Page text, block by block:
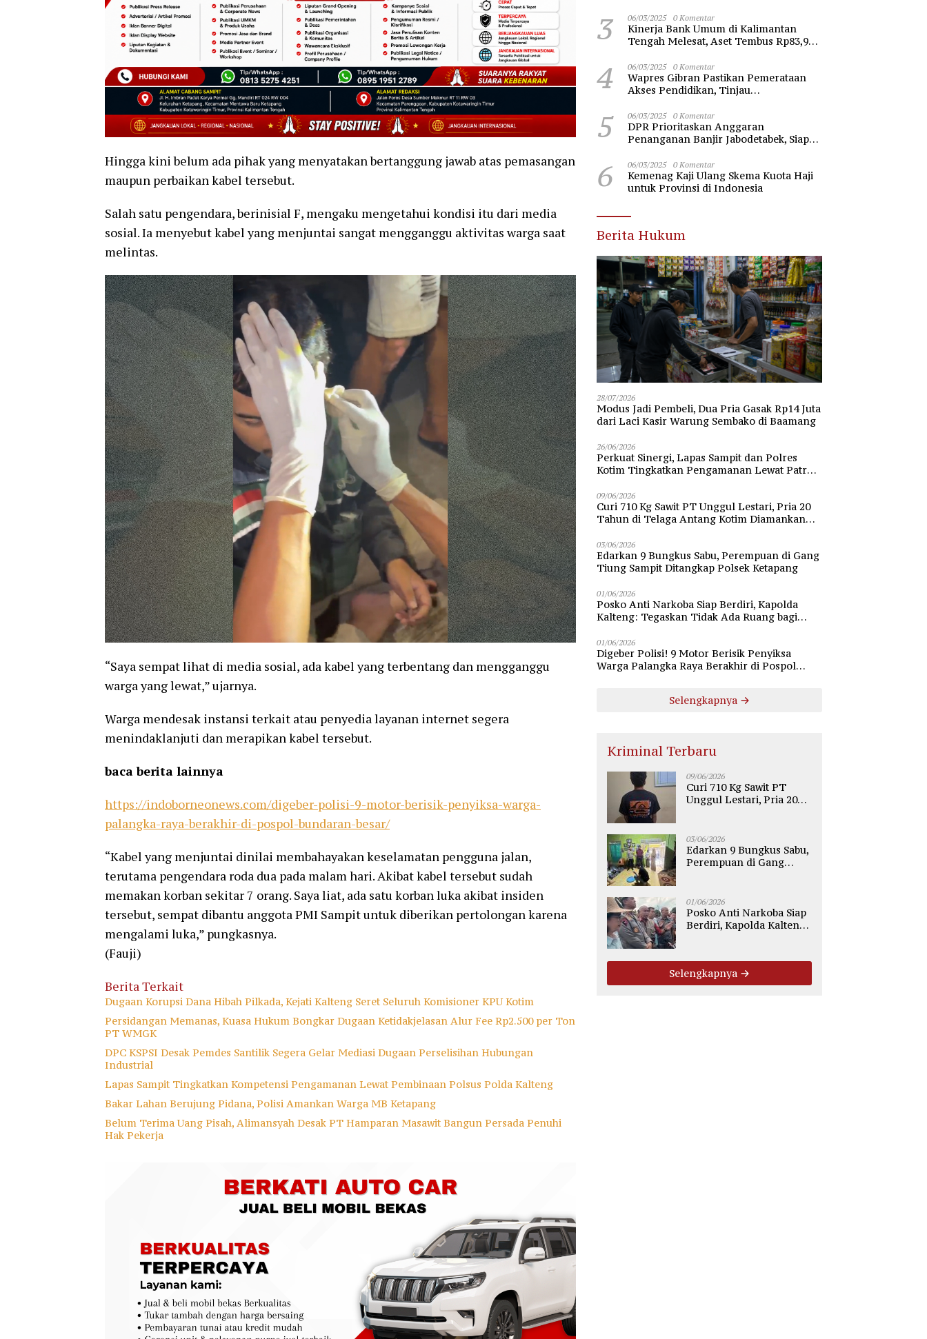
Hingga kini belum ada pihak yang menyatakan bertanggung jawab atas pemasangan
maupun perbaikan kabel tersebut.
Salah satu pengendara, berinisial F, mengaku mengetahui kondisi itu dari media
sosial. Ia menyebut kabel yang menjuntai sangat mengganggu aktivitas warga saat
melintas.
“Saya sempat lihat di media sosial, ada kabel yang terbentang dan mengganggu
warga yang lewat,” ujarnya.
Warga mendesak instansi terkait atau penyedia layanan internet segera
menindaklanjuti dan merapikan kabel tersebut.
baca berita lainnya
https://indoborneonews.com/digeber-polisi-9-motor-berisik-penyiksa-warga-
palangka-raya-berakhir-di-pospol-bundaran-besar/
“Kabel yang menjuntai dinilai membahayakan keselamatan pengguna jalan,
terutama pengendara roda dua pada malam hari. Akibat kabel tersebut sudah
memakan korban sekitar 7 orang. Saya liat, ada satu korban luka akibat insiden
tersebut, sempat dibantu anggota PMI Sampit untuk diberikan pertolongan karena
mengalami luka,” pungkasnya.
(Fauji)
Berita Terkait
Dugaan Korupsi Dana Hibah Pilkada, Kejati Kalteng Seret Seluruh Komisioner KPU Kotim
Persidangan Memanas, Kuasa Hukum Bongkar Dugaan Ketidakjelasan Alur Fee Rp2.500 per Ton
PT WMGK
DPC KSPSI Desak Pemdes Santilik Segera Gelar Mediasi Dugaan Perselisihan Hubungan
Industrial
Lapas Sampit Tingkatkan Kompetensi Pengamanan Lewat Pembinaan Polsus Polda Kalteng
Bakar Lahan Berujung Pidana, Polisi Amankan Warga MB Ketapang
Belum Terima Uang Pisah, Alimansyah Desak PT Hamparan Masawit Bangun Persada Penuhi
Hak Pekerja
3 06/03/2025 0 Komentar
Kinerja Bank Umum di Kalimantan
Tengah Melesat, Aset Tembus Rp83,98
4 06/03/2025 0 Komentar
Wapres Gibran Pastikan Pemerataan
Akses Pendidikan, Tinjau
Nawawi Banten
5 06/03/2025 0 Komentar
DPR Prioritaskan Anggaran
Penanganan Banjir Jabodetabek, Siap
6 06/03/2025 0 Komentar
Kemenag Kaji Ulang Skema Kuota Haji
untuk Provinsi di Indonesia
Berita Hukum
28/07/2026
Modus Jadi Pembeli, Dua Pria Gasak Rp14 Juta
dari Laci Kasir Warung Sembako di Baamang
26/06/2026
Perkuat Sinergi, Lapas Sampit dan Polres
Kotim Tingkatkan Pengamanan Lewat Patroli
09/06/2026
Curi 710 Kg Sawit PT Unggul Lestari, Pria 20
Tahun di Telaga Antang Kotim Diamankan
03/06/2026
Edarkan 9 Bungkus Sabu, Perempuan di Gang
Tiung Sampit Ditangkap Polsek Ketapang
01/06/2026
Posko Anti Narkoba Siap Berdiri, Kapolda
Kalteng: Tegaskan Tidak Ada Ruang bagi
01/06/2026
Digeber Polisi! 9 Motor Berisik Penyiksa
Warga Palangka Raya Berakhir di Pospol
Selengkapnya
Kriminal Terbaru
09/06/2026
Curi 710 Kg Sawit PT
Unggul Lestari, Pria 20
03/06/2026
Edarkan 9 Bungkus Sabu,
Perempuan di Gang
01/06/2026
Posko Anti Narkoba Siap
Berdiri, Kapolda Kalteng:
Palangka Raya
Selengkapnya